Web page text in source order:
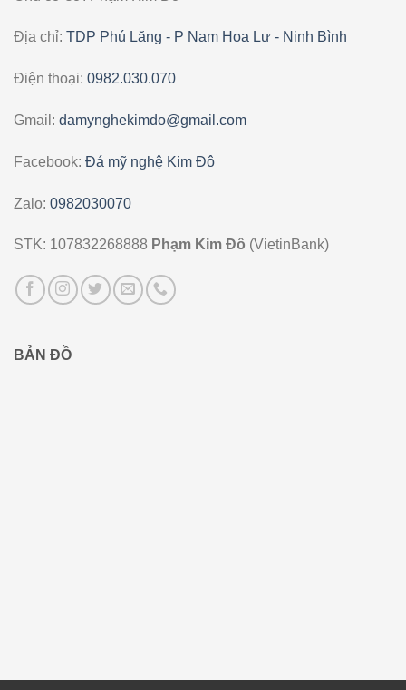
Địa chỉ: TDP Phú Lăng - P Nam Hoa Lư - Ninh Bình
Điện thoại: 0982.030.070
Gmail: damynghekimdo@gmail.com
Facebook: Đá mỹ nghệ Kim Đô
Zalo: 0982030070
STK: 107832268888 Phạm Kim Đô (VietinBank)
BẢN ĐỒ